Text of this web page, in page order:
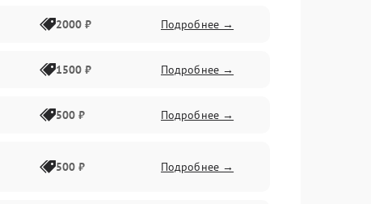
2000 ₽ Подробнее →
1500 ₽ Подробнее →
500 ₽ Подробнее →
500 ₽ Подробнее →